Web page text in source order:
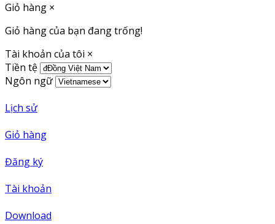
Giỏ hàng ×
Giỏ hàng của bạn đang trống!
Tài khoản của tôi ×
Tiền tệ
Ngôn ngữ
Lịch sử
Giỏ hàng
Đăng ký
Tài khoản
Download